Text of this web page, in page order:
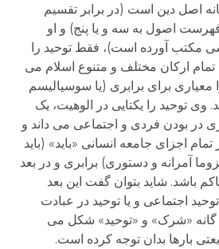
اصل دین است (در برابر تقسیم
اصول به سه و یا پنج) و او
مکتب آورده است)، فقط توحید را
تمام ارکان مختلف و متنوع اسلام می
معیاری برای برابری (یا سوسیالیسم
توحید را یکتایی در الوهیت، یک
در بودن فردی و اجتماعی می داند و
اجزای جامعه انسانی «باید» (باید
آمرانه و دستوری) برابری و در بعد
باشد. شاید بتوان گفت این بعد
اجتماعی و یا توحید در عبادت
گانه «شرک» و «توحید» شکل می
بارها بدان توجه کرده است.